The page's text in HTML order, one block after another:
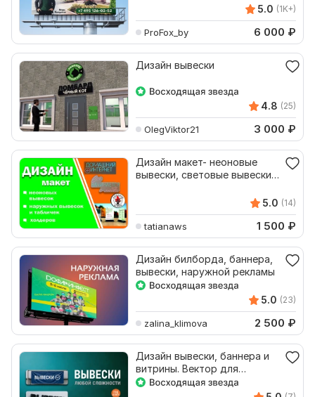
5.0 (1K+)
ProFox_by 6 000 ₽
Дизайн вывески
4.8 (25)
OlegViktor21 3 000 ₽
Дизайн макет- неоновые
вывески, световые вывески,
5.0 (14)
tatianaws 1 500 ₽
Дизайн билборда, баннера,
вывески, наружной рекламы
5.0 (23)
zalina_klimova 2 500 ₽
Дизайн вывески, баннера и
витрины. Вектор для
производства CorelDRAW